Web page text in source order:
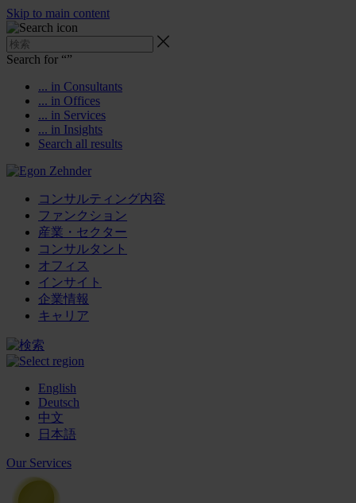
Skip to main content
Search for “”
... in Consultants
... in Offices
... in Services
... in Insights
Search all results
コンサルティング内容
ファンクション
産業・セクター
コンサルタント
オフィス
インサイト
企業情報
キャリア
English
Deutsch
中文
日本語
Our Services